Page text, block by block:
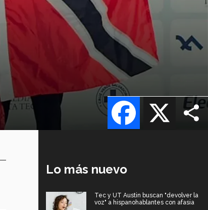
X
Facebook
Lo más nuevo
Tec y UT Austin buscan "devolver la
voz" a hispanohablantes con afasia